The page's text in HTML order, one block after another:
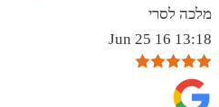
מלכה לסרי
13:18 16 Jun 25